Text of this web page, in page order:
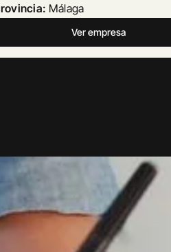
Barcelona
Ver empresa